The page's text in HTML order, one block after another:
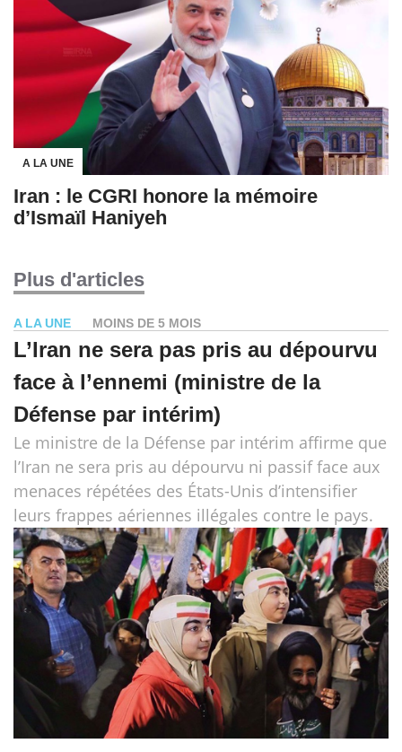
A LA UNE
Iran : le CGRI honore la mémoire
d’Ismaïl Haniyeh
Plus d'articles
A LA UNE MOINS DE 5 MOIS
L’Iran ne sera pas pris au dépourvu
face à l’ennemi (ministre de la
Défense par intérim)
Le ministre de la Défense par intérim affirme que
l’Iran ne sera pris au dépourvu ni passif face aux
menaces répétées des États-Unis d’intensifier
leurs frappes aériennes illégales contre le pays.